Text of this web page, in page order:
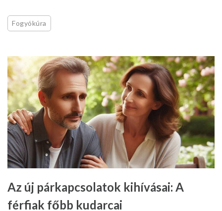
Fogyókúra
Az új párkapcsolatok kihívásai: A
férfiak főbb kudarcai